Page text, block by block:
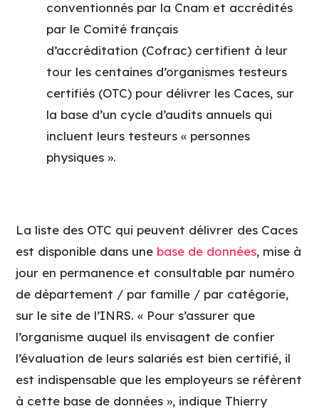
conventionnés par la Cnam et accrédités
par le Comité français
d’accréditation (Cofrac) certifient à leur
tour les centaines d’organismes testeurs
certifiés (OTC) pour délivrer les Caces, sur
la base d’un cycle d’audits annuels qui
incluent leurs testeurs « personnes
physiques ».
La liste des OTC qui peuvent délivrer des Caces
est disponible dans une base de données, mise à
jour en permanence et consultable par numéro
de département / par famille / par catégorie,
sur le site de l’INRS. « Pour s’assurer que
l’organisme auquel ils envisagent de confier
l’évaluation de leurs salariés est bien certifié, il
est indispensable que les employeurs se réfèrent
à cette base de données », indique Thierry